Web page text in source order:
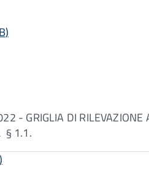
)
- GRIGLIA DI
§ 1.1.